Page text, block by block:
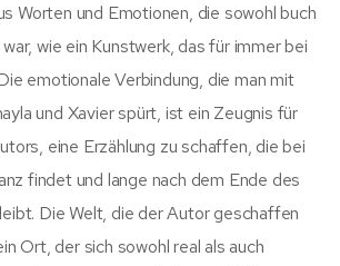
Worten und Emotionen, die sowohl buch
wie ein Kunstwerk, das für immer bei
emotionale Verbindung, die man mit
und Xavier spürt, ist ein Zeugnis für
eine Erzählung zu schaffen, die bei
findet und lange nach dem Ende des
Die Welt, die der Autor geschaffen
Ort, der sich sowohl real als auch